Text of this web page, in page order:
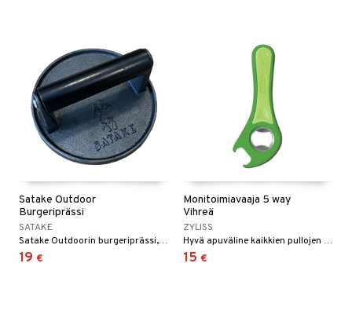
Satake Outdoor
Burgeriprässi
SATAKE
Satake Outdoorin burgeriprässi, jonka avulla valmistat täydellistä lihaa ja hampurilaisia.
19 €
Monitoimiavaaja 5 way
Vihreä
ZYLISS
Hyvä apuväline kaikkien pullojen ja purkkien avaamiseen!
15 €